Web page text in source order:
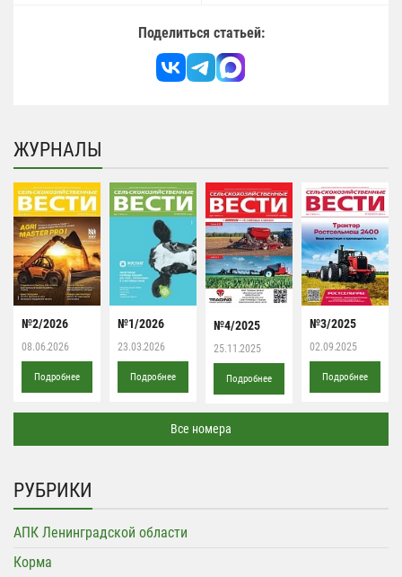
Поделиться статьей:
ЖУРНАЛЫ
№2/2026
08.06.2026
Подробнее
№1/2026
23.03.2026
Подробнее
№4/2025
25.11.2025
Подробнее
№3/2025
02.09.2025
Подробнее
Все номера
РУБРИКИ
АПК Ленинградской области
Корма